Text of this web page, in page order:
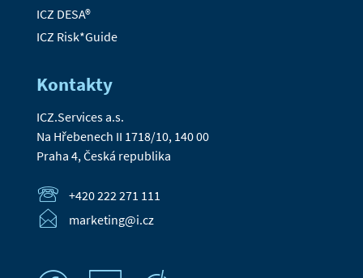
ICZ DESA®
ICZ Risk*Guide
Kontakty
ICZ.Services a.s.
Na Hřebenech II 1718/10, 140 00
Praha 4, Česká republika
+420 222 271 111
marketing@i.cz